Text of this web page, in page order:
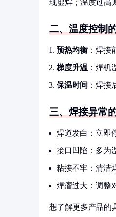
现虚焊；温度过高
二、温度控制
预热均衡 ：焊接
梯度升温 ：焊机
保温时间 ：焊接
三、焊接异常
焊道发白：立即
接口凹陷：多为
粘接不牢：清洁
焊瘤过大：调整
想了解更多产品的